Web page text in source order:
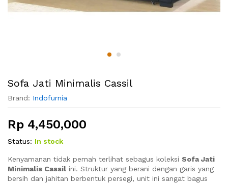
Sofa Jati Minimalis Cassil
Brand: Indofurnia
Rp 4,450,000
Status: In stock
Kenyamanan tidak pernah terlihat sebagus koleksi Sofa Jati
Minimalis Cassil ini. Struktur yang berani dengan garis yang
bersih dan jahitan berbentuk persegi, unit ini sangat bagus